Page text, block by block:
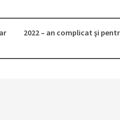
2022 – an complicat şi